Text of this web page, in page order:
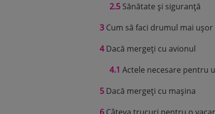
2.5 Sănătate și siguranță
3 Cum să faci drumul mai ușor
4Dacă mergeți cu avionul
4.1 Actele necesare pentru
5 Dacă mergeți cu mașina